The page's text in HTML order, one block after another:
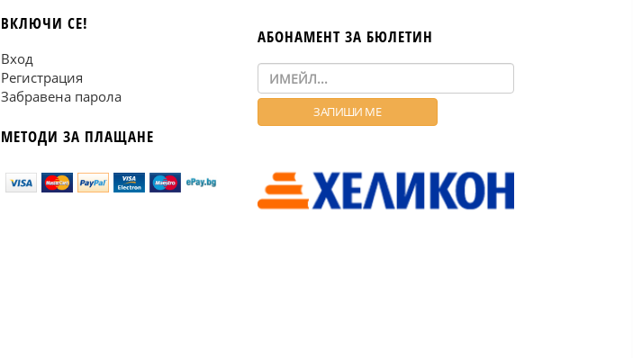
ВКЛЮЧИ СЕ!
Вход
Регистрация
Забравена парола
МЕТОДИ ЗА ПЛАЩАНЕ
АБОНАМЕНТ ЗА БЮЛЕТИН